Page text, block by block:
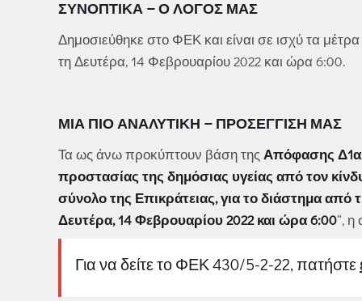
ΣΥΝΟΠΤΙΚΆ – Ο ΛΌΓΟΣ ΜΑΣ
Δημοσιεύθηκε στο ΦΕΚ και είναι σε ισχύ τα
τη Δευτέρα, 14 Φεβρουαρίου 2022 και ώρα 6:00.
ΜΙΑ ΠΙΟ ΑΝΑΛΥΤΙΚΉ – ΠΡΟΣΈΓΓΙΣΉ ΜΑΣ
Τα ως άνω προκύπτουν βάση της Απόφασης Δ1α/
προστασίας της δημόσιας υγείας από τον
σύνολο της Επικράτειας, για το διάστημα από
Δευτέρα, 14 Φεβρουαρίου 2022 και ώρα 6:00“, η
Για να δείτε το ΦΕΚ 430/5-2-22, πατήστε